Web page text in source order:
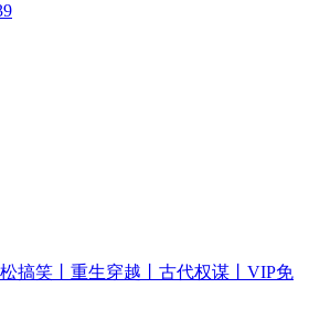
搞笑丨重生穿越丨古代权谋丨VIP免